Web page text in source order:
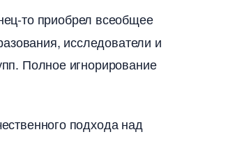
то приобрел всеобщее
исследователи и
Полное игнорирование
подхода над